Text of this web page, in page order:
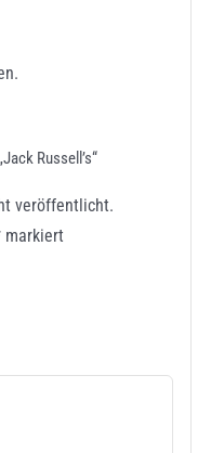
Russell’s“
veröffentlicht.
markiert